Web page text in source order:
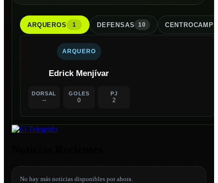
ARQUEROS 1 DEFENSAS 10
ARQUERO
Edrick Menjívar
DORSAL
--
GOLES
0
PJ
2
No hay más noticias disponibles por ahora.